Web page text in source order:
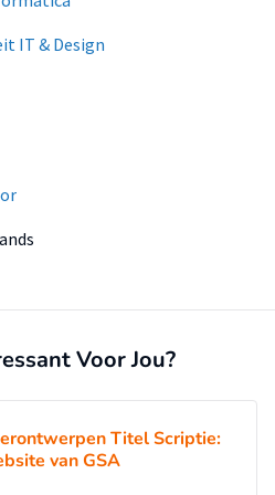
en projectleider zijn niet
op de hoogte, hierdoor
geïnformeerd
plaatsvinden. Uiteindelijk
2011).
IT & Design
Voor Jou?
Titel Scriptie:
van GSA